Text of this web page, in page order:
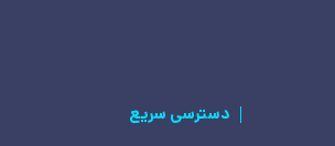
دسترسی سریع